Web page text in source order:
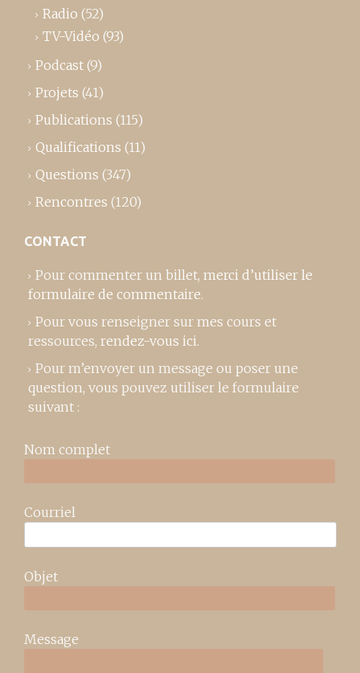
Radio (52)
TV-Vidéo (93)
Podcast (9)
Projets (41)
Publications (115)
Qualifications (11)
Questions (347)
Rencontres (120)
CONTACT
Pour commenter un billet, merci d’utiliser le
formulaire de commentaire.
Pour vous renseigner sur mes cours et
ressources, rendez-vous ici.
Pour m’envoyer un message ou poser une
question, vous pouvez utiliser le formulaire
suivant :
Nom complet
Courriel
Objet
Message